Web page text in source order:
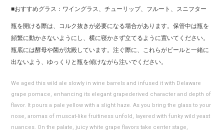
■おすすめグラス：ワイングラス、チューリップ、フルート、スニフター
瓶を開ける際は、コルク抜きが必要になる場合があります。保管中は瓶を
頻繁に動かさないようにし、横に寝かさず立てるように置いてください。
瓶底には酵母や菌が沈殿しています。注ぐ際に、これらがビールと一緒に
出ないよう、ゆっくりと瓶を傾けながら注いでください。
We aged this wild ale slowly in wine barrels and infused it with Delaware
grape pomace, enhancing its elegant grapederived character and depth of
flavor. It pours a pale yellow with a slight haze. As you bring the glass to your
nose, aromas of muscat-like fruitiness unfold, layered with funky wild yeast
nuances. On the palate, juicy white grape flavors take center stage,